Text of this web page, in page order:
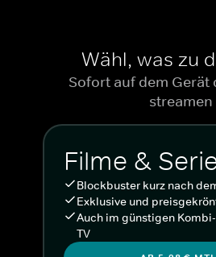
Wähl, was zu
Sofort auf dem Gerät
streamen
Filme &
Blockbuster kurz nach
Exklusive und
Auch im günstigen
TV